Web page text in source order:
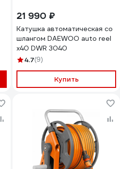
21 990 ₽
Катушка автоматическая со
шлангом DAEWOO auto reel
x40 DWR 3040
4.7(9)
Купить